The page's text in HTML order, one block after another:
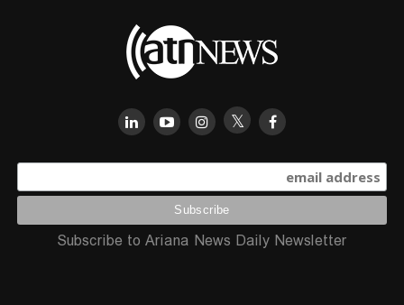
Subscribe to Ariana News Daily Newsletter